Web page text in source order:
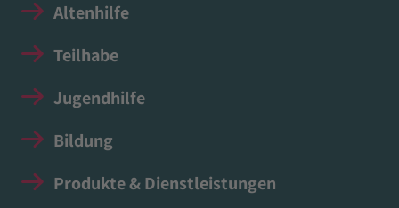
Altenhilfe
Teilhabe
Jugendhilfe
Bildung
Produkte & Dienstleistungen